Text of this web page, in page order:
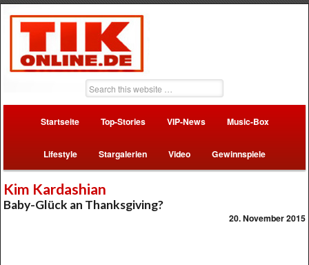
Startseite Top-Stories VIP-News Music-Box
Lifestyle Stargalerien Video Gewinnspiele
Kim Kardashian
Baby-Glück an Thanksgiving?
20. November 2015